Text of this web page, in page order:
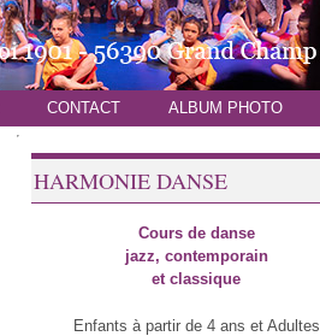
CONTACT ALBUM PHOTO
HARMONIE DANSE
Cours de danse
jazz, contemporain
et classique
Enfants à partir de 4 ans et Adultes